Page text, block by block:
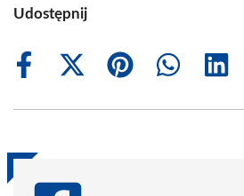
Udostępnij
Share
Share
(Twitter)
Share
Share
Share